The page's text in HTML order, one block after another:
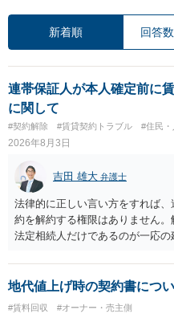
新着順 回答
連帯保証人が本人確定前に
に関して
#契約解除 #賃貸契約トラブル #住民
2026年8月3日
吉田 雄大 弁護士
法律的に正しい言い方をすれば
約を解約する権限はありません
法定相続人だけであるのが一応
する動機づけがなくなります。
も、建物を賃貸人に一日も早く
するのが良いと思います。また
あるお知り合いさんにとっても、
地代値上げ時の契約書につ
#賃料回収 #オーナー・売主側